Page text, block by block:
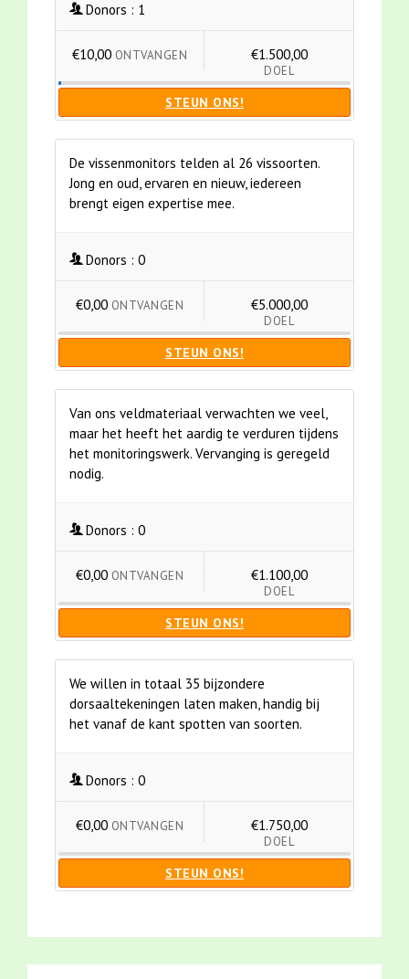
Donors : 1
€10,00 ONTVANGEN €1.500,00
DOEL
STEUN ONS!
De vissenmonitors telden al 26 vissoorten.
Jong en oud, ervaren en nieuw, iedereen
brengt eigen expertise mee.
Donors : 0
€0,00 ONTVANGEN €5.000,00
DOEL
STEUN ONS!
Van ons veldmateriaal verwachten we veel,
maar het heeft het aardig te verduren tijdens
het monitoringswerk. Vervanging is geregeld
nodig.
Donors : 0
€0,00 ONTVANGEN €1.100,00
DOEL
STEUN ONS!
We willen in totaal 35 bijzondere
dorsaaltekeningen laten maken, handig bij
het vanaf de kant spotten van soorten.
Donors : 0
€0,00 ONTVANGEN €1.750,00
DOEL
STEUN ONS!